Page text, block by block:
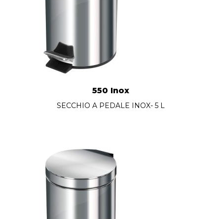
550 Inox
SECCHIO A PEDALE INOX- 5 L